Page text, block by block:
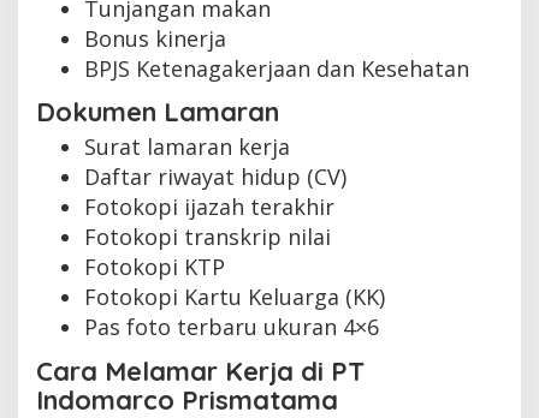
Tunjangan makan
Bonus kinerja
BPJS Ketenagakerjaan dan Kesehatan
Dokumen Lamaran
Surat lamaran kerja
Daftar riwayat hidup (CV)
Fotokopi ijazah terakhir
Fotokopi transkrip nilai
Fotokopi KTP
Fotokopi Kartu Keluarga (KK)
Pas foto terbaru ukuran 4×6
Cara Melamar Kerja di PT
Indomarco Prismatama